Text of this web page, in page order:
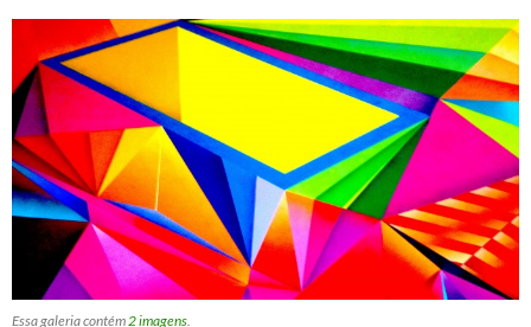
Essa galeria contém 2 imagens